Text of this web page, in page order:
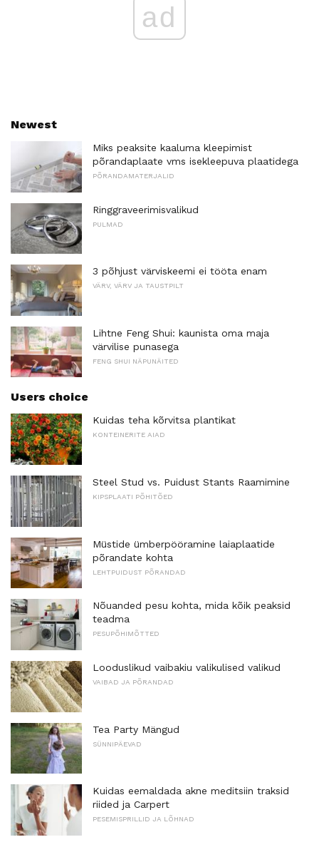
ad
Newest
Miks peaksite kaaluma kleepimist
põrandaplaate vms isekleepuva plaatidega
PÕRANDAMATERJALID
Ringgraveerimisvalikud
PULMAD
3 põhjust värviskeemi ei tööta enam
VÄRV, VÄRV JA TAUSTPILT
Lihtne Feng Shui: kaunista oma maja
värvilise punasega
FENG SHUI NÄPUNÄITED
Users choice
Kuidas teha kõrvitsa plantikat
KONTEINERITE AIAD
Steel Stud vs. Puidust Stants Raamimine
KIPSPLAATI PÕHITÕED
Müstide ümberpööramine laiaplaatide
põrandate kohta
LEHTPUIDUST PÕRANDAD
Nõuanded pesu kohta, mida kõik peaksid
teadma
PESUPÕHIMÕTTED
Looduslikud vaibakiu valikulised valikud
VAIBAD JA PÕRANDAD
Tea Party Mängud
SÜNNIPÄEVAD
Kuidas eemaldada akne meditsiin traksid
riided ja Carpert
PESEMISPRILLID JA LÕHNAD